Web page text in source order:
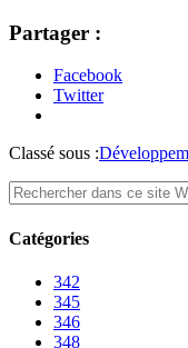
Partager :
Facebook
Twitter
Classé sous :
Catégories
342
345
346
348